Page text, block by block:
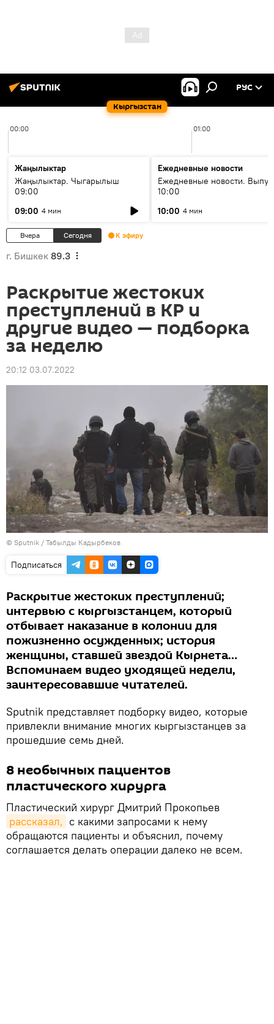
Кыргызстан
РУС
00:00 01:00
Жаңылыктар
Жаңылыктар. Чыгарылыш
09:00
09:00 4 мин
Ежедневные новости
Ежедневные новости.
10:00
10:00 4 мин
Вчера Сегодня К эфиру
г. Бишкек 89.3
Раскрытие жестоких
преступлений в КР и
другие видео — подборка
за неделю
20:12 03.07.2022
© Sputnik / Табылды Кадырбеков
Подписаться
Раскрытие жестоких преступлений;
интервью с кыргызстанцем, который
отбывает наказание в колонии для
пожизненно осужденных; история
женщины, ставшей звездой Кырнета…
Вспоминаем видео уходящей недели,
заинтересовавшие читателей.
Sputnik представляет подборку видео, которые
привлекли внимание многих кыргызстанцев за
прошедшие семь дней.
8 необычных пациентов
пластического хирурга
Пластический хирург Дмитрий Прокопьев
рассказал, с какими запросами к нему
обращаются пациенты и объяснил, почему
соглашается делать операции далеко не всем.